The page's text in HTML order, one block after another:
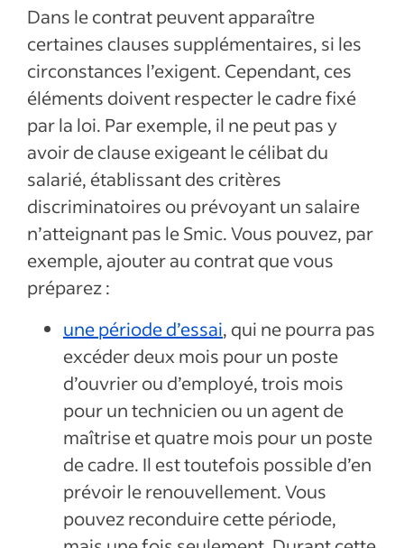
Dans le contrat peuvent apparaître
certaines clauses supplémentaires, si les
circonstances l’exigent. Cependant, ces
éléments doivent respecter le cadre fixé
par la loi. Par exemple, il ne peut pas y
avoir de clause exigeant le célibat du
salarié, établissant des critères
discriminatoires ou prévoyant un salaire
n’atteignant pas le Smic. Vous pouvez, par
exemple, ajouter au contrat que vous
préparez :
une période d’essai, qui ne pourra pas
excéder deux mois pour un poste
d’ouvrier ou d’employé, trois mois
pour un technicien ou un agent de
maîtrise et quatre mois pour un poste
de cadre. Il est toutefois possible d’en
prévoir le renouvellement. Vous
pouvez reconduire cette période,